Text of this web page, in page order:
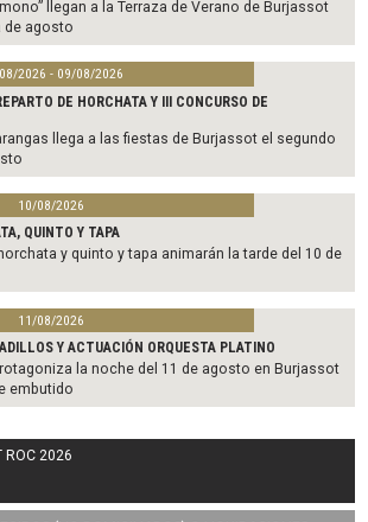
llegan a la Terraza de Verano de Burjassot
de agosto
2026 - 09/08/2026
DE HORCHATA Y III CONCURSO DE
llega a las fiestas de Burjassot el segundo
10/08/2026
QUINTO Y TAPA
y quinto y tapa animarán la tarde del 10 de
11/08/2026
Y ACTUACIÓN ORQUESTA PLATINO
la noche del 11 de agosto en Burjassot
embutido
ROC 2026